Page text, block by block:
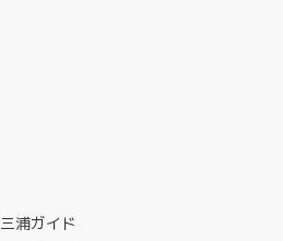
三浦ガイド